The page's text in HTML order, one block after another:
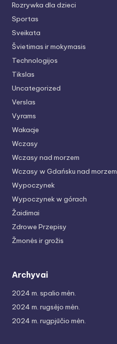
Rozrywka dla dzieci
Sportas
Sveikata
Švietimas ir mokymasis
Technologijos
Tikslas
Uncategorized
Verslas
Vyrams
Wakacje
Wczasy
Wczasy nad morzem
Wczasy w Gdańsku nad morzem
Wypoczynek
Wypoczynek w górach
Žaidimai
Zdrowe Przepisy
Žmonės ir grožis
Archyvai
2024 m. spalio mėn.
2024 m. rugsėjo mėn.
2024 m. rugpjūčio mėn.